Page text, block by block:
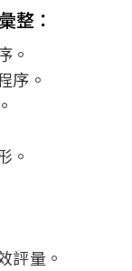
整：
。
序。
。
評量。